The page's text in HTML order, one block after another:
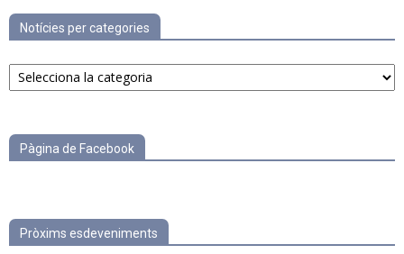
Notícies per categories
Notícies
per
Pàgina de Facebook
Pròxims esdeveniments